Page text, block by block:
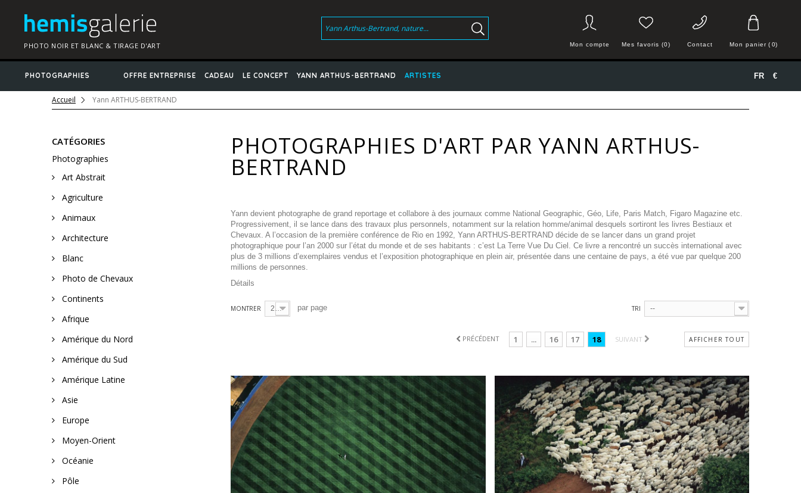
PHOTO NOIR ET BLANC & TIRAGE D'ART Mon panier ( 0)
Contact
Mes favoris (0)
Mon compte
PHOTOGRAPHIES OFFRE ENTREPRISE CADEAU LE CONCEPT YANN ARTHUS-BERTRAND ARTISTES €
FR
Accueil Yann ARTHUS-BERTRAND
CATÉGORIES
Photographies
Art Abstrait
Agriculture
Animaux
Architecture
Blanc
Photo de Chevaux
Continents
Afrique
Amérique du Nord
Amérique du Sud
Amérique Latine
Asie
Europe
Moyen-Orient
Océanie
Pôle
PHOTOGRAPHIES D'ART PAR YANN ARTHUS-
BERTRAND
Yann devient photographe de grand reportage et collabore à des journaux comme National Geographic, Géo, Life, Paris Match, Figaro Magazine etc.
Progressivement, il se lance dans des travaux plus personnels, notamment sur la relation homme/animal desquels sortiront les livres Bestiaux et
Chevaux. A l’occasion de la première conférence de Rio en 1992, Yann ARTHUS-BERTRAND décide de se lancer dans un grand projet
photographique pour l’an 2000 sur l’état du monde et de ses habitants : c’est La Terre Vue Du Ciel. Ce livre a rencontré un succès international avec
plus de 3 millions d’exemplaires vendus et l’exposition photographique en plein air, présentée dans une centaine de pays, a été vue par quelque 200
millions de personnes.
Détails
TRI --
MONTRER 20 par page
AFFICHER TOUT
PRÉCÉDENT 1 ... 16 17 18 SUIVANT
Yann ARTHUS-BERTRAND
Yankee Stadium, New-York
A partir de 109,00 €
Yann ARTHUS-BERTRAND
Zébus, Mato Grosso, Brésil
A partir de 109,00 €